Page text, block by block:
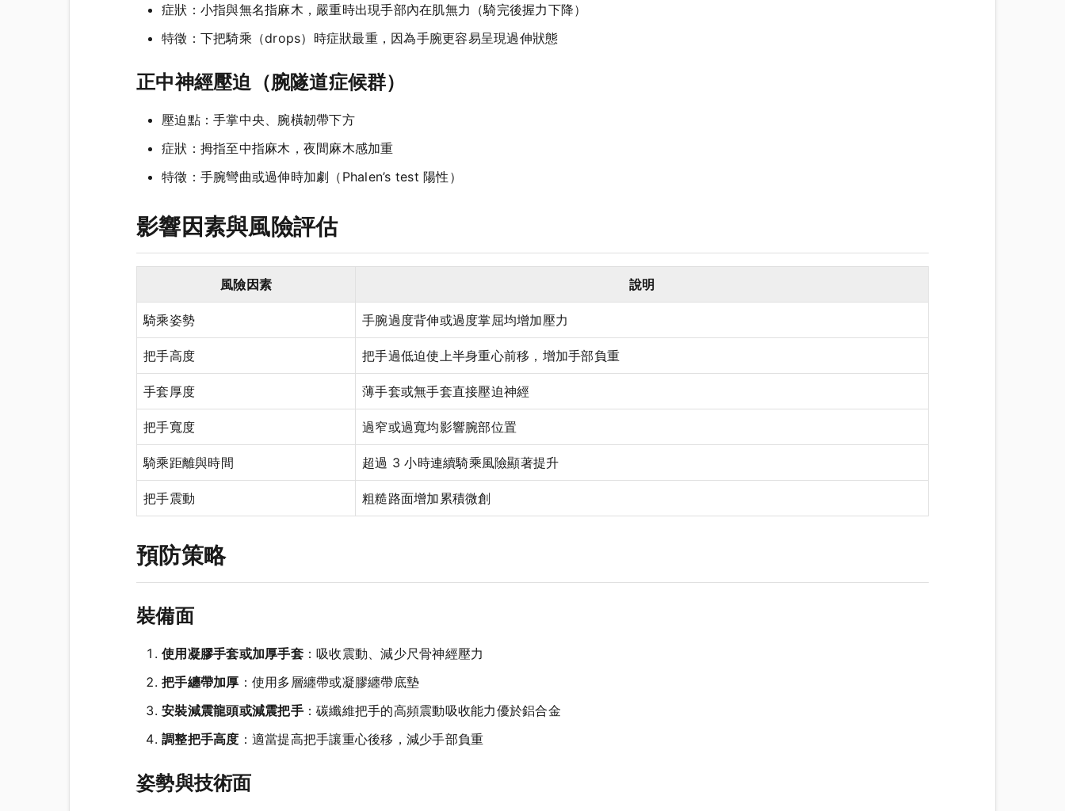
症狀：小指與無名指麻木，嚴重時出現手部內在肌無力（騎完後握力下降）
特徵：下把騎乘（drops）時症狀最重，因為手腕更容易呈現過伸狀態
正中神經壓迫（腕隧道症候群）
壓迫點：手掌中央、腕橫韌帶下方
症狀：拇指至中指麻木，夜間麻木感加重
特徵：手腕彎曲或過伸時加劇（Phalen’s test 陽性）
影響因素與風險評估
風險因素 說明
騎乘姿勢 手腕過度背伸或過度掌屈均增加壓力
把手高度 把手過低迫使上半身重心前移，增加手部負重
手套厚度 薄手套或無手套直接壓迫神經
把手寬度 過窄或過寬均影響腕部位置
騎乘距離與時間 超過 3 小時連續騎乘風險顯著提升
把手震動 粗糙路面增加累積微創
預防策略
裝備面
使用凝膠手套或加厚手套：吸收震動、減少尺骨神經壓力
把手纏帶加厚 ：使用多層纏帶或凝膠纏帶底墊
安裝減震龍頭或減震把手：碳纖維把手的高頻震動吸收能力優於鋁合金
調整把手高度 ：適當提高把手讓重心後移，減少手部負重
姿勢與技術面